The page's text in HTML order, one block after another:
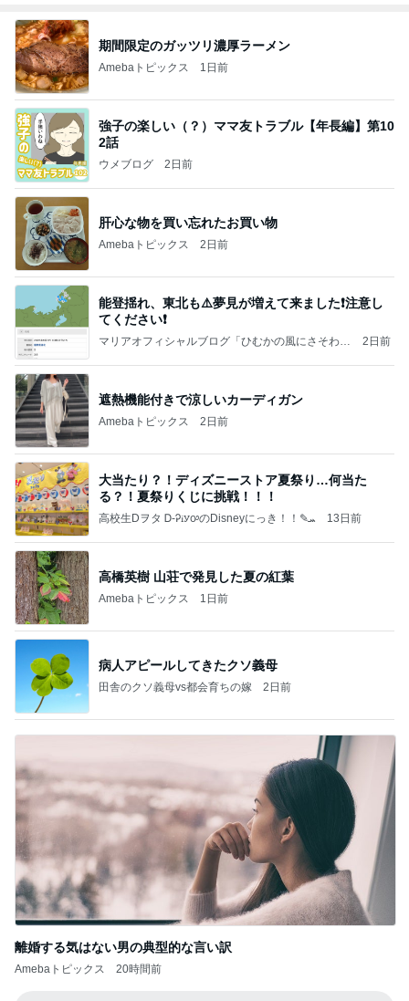
期間限定のガッツリ濃厚ラーメン
Amebaトピックス 1日前
強子の楽しい（？）ママ友トラブル【年長編】第10
2話
ウメブログ 2日前
肝心な物を買い忘れたお買い物
Amebaトピックス 2日前
能登揺れ、東北も⚠️夢見が増えて来ました❗️注意し
てください❗️
マリアオフィシャルブログ「ひむかの風にさそわれ
2日前
遮熱機能付きで涼しいカーディガン
Amebaトピックス 2日前
大当たり？！ディズニーストア夏祭り…何当た
る？！夏祭りくじに挑戦！！！
高校生Dヲタ Ꭰ-ᎮꭵꭹꭴのDisneyにっき！！✎ܚ 13日前
高橋英樹 山荘で発見した夏の紅葉
Amebaトピックス 1日前
病人アピールしてきたクソ義母
田舎のクソ義母vs都会育ちの嫁 2日前
離婚する気はない男の典型的な言い訳
Amebaトピックス 20時間前